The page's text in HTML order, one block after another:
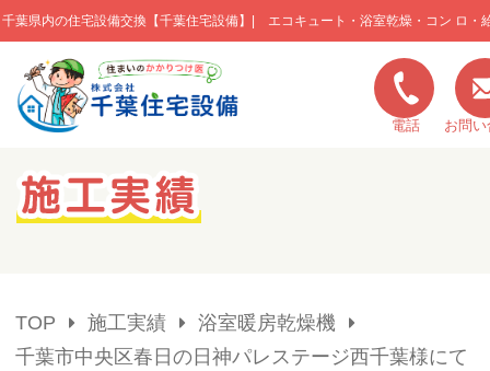
千葉県内の住宅設備交換【千葉住宅設備】| エコキュート・浴室乾燥・コン ロ・
このページの本文へ移動
電話 お問
キャンペーン一覧
TOP 施工実績
浴室暖房乾燥機
千葉市中央区春日の日神パレステージ西千葉様にて